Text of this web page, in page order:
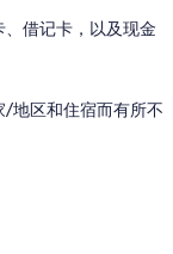
借记卡，以及现金
地区和住宿而有所不